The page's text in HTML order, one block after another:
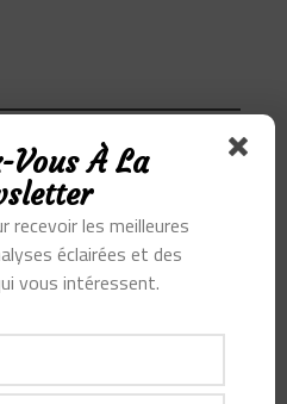
ant
Ant Group
BATX
Blockchain
Fintech
Vous À La
recevoir les meilleures
éclairées et des
vous intéressent.